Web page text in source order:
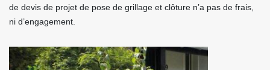
de devis de projet de pose de grillage et clôture n’a pas de frais,
ni d’engagement.